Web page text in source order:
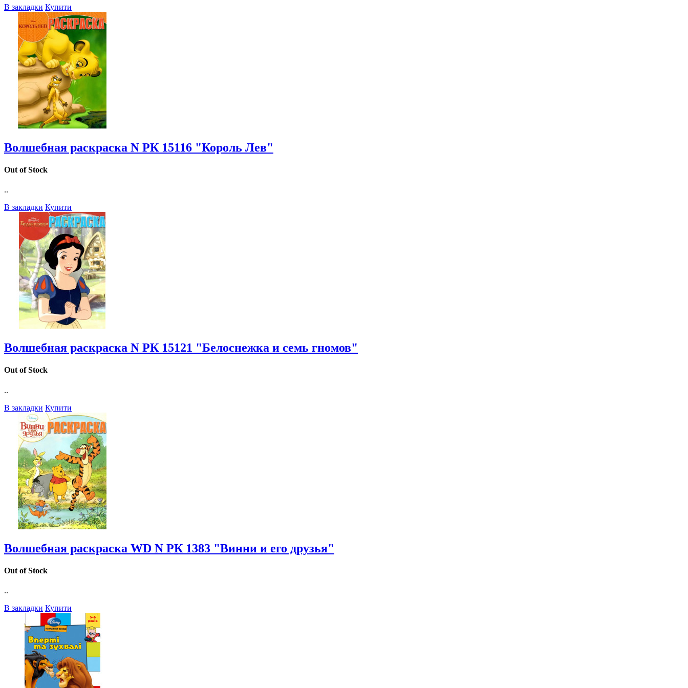
В закладки Купити
Волшебная раскраска N РК 15116 "Король Лев"
Out of Stock
..
В закладки Купити
Волшебная раскраска N РК 15121 "Белоснежка и семь гномов"
Out of Stock
..
В закладки Купити
Волшебная раскраска WD N РК 1383 "Винни и его друзья"
Out of Stock
..
В закладки Купити